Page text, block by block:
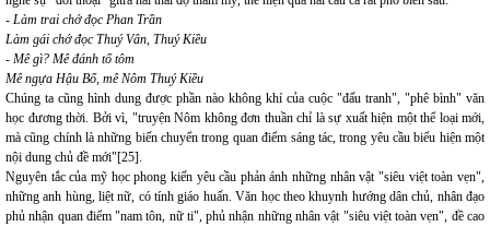
- Làm trai chớ đọc Phan Trần
Làm gái chớ đọc Thuý Vân, Thuý Kiều
- Mê gì? Mê đánh tổ tôm
Mê ngựa Hậu Bổ, mê Nôm Thuý Kiều
Chúng ta cũng hình dung được phần nào không khí của cuộc "đấu tranh", "phê bình" văn
học đương thời. Bởi vì, "truyện Nôm không đơn thuần chỉ là sự xuất hiện một thể loại mới,
mà cũng chính là những biến chuyển trong quan điểm sáng tác, trong yêu cầu biểu hiện một
nội dung chủ đề mới"[25].
Nguyên tắc của mỹ học phong kiến yêu cầu phản ánh những nhân vật "siêu việt toàn vẹn",
những anh hùng, liệt nữ, có tính giáo huấn. Văn học theo khuynh hướng dân chủ, nhân đạo
phủ nhận quan điểm "nam tôn, nữ ti", phủ nhận những nhân vật "siêu việt toàn vẹn", đề cao